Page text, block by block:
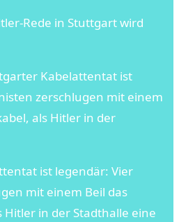
Rede in Stuttgart wird
Kabelattentat ist
zerschlugen mit einem
als Hitler in der
ist legendär: Vier
mit einem Beil das
in der Stadthalle eine